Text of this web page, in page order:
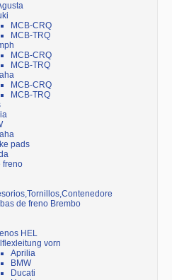
MCB-CRQ
MCB-TRQ
MCB-CRQ
MCB-TRQ
MCB-CRQ
MCB-TRQ
pads
freno
de freno Brembo
HEL
vorn
Aprilia
BMW
Ducati